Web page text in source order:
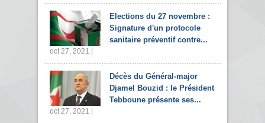
Elections du 27 novembre :
Signature d'un protocole
sanitaire préventif contre...
oct 27, 2021 |
Décès du Général-major
Djamel Bouzid : le Président
Tebboune présente ses...
oct 27, 2021 |